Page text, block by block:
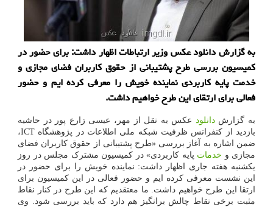
به گزارش دانلود عکس وزیر ارتباطات اظهار داشت: برای حضور در
کمیسیون بررسی طرح پشتیبانی از حقوق کاربران فضای مجازی و
خدمت پایه کاربردی نماینده خویش را معرفی کرده ایم و حضور
فعالی برای ارتقای این طرح خواهیم داشت.
به گزارشدانلود عکس به نقل از مهر، عیسی زارع پور در حاشیه
بازدید از کنفرانس ظرفیت شبکه ملی اطلاعات در پژوهشگاه ICT،
ضمن اشاره به آغاز بررسی «طرح پشتیبانی از حقوق کاربران فضای
مجازی و خدمات پایه کاربردی» در کمیسیون مشترک مجلس در روز
یکشنبه هفته جاری اظهار داشت: نماینده خویش را برای حضور در
این نشست معرفی کرده ایم و حضور فعالی در این کمیسیون برای
ارتقا این طرح خواهیم داشت. ما معتقدیم که این طرح در کنار نقاط
مثبت برخی نقاط چالش برانگیز هم دارد که باید بررسی شود. وی